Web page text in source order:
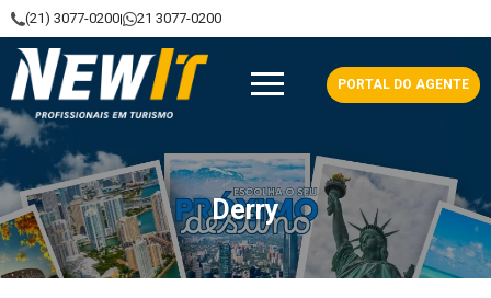
(21) 3077-0200 21 3077-0200
NewIt - Profissionais em Turismo
PORTAL DO AGENTE
Derry